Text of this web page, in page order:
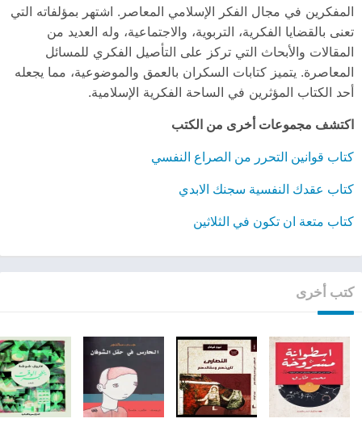
المفكرين في مجال الفكر الإسلامي المعاصر. اشتهر بمؤلفاته التي
تعنى بالقضايا الفكرية، التربوية، والاجتماعية، وله العديد من
المقالات والأبحاث التي تركز على التأصيل الفكري للمسائل
المعاصرة. يتميز كتابات السكران بالعمق والموضوعية، مما يجعله
أحد الكتاب المؤثرين في الساحة الفكرية الإسلامية.
اكتشف مجموعات أخرى من الكتب
كتاب قوانين التحرر من الصراع النفسي
كتاب عقدك النفسية سجنك الابدي
كتاب متعة ان تكون في الثلاثين
كتب أخرى